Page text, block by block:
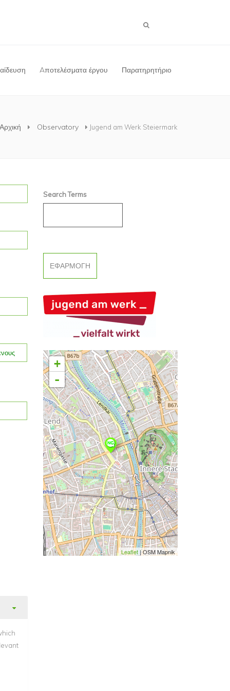
Aποτελέσματα έργου Παρατηρητήριο
Αρχική Observatory Jugend am Werk Steiermark
Search Terms
+
-
Leaflet | OSM Mapnik